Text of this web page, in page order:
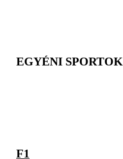
EGYÉNI SPORTOK
F1